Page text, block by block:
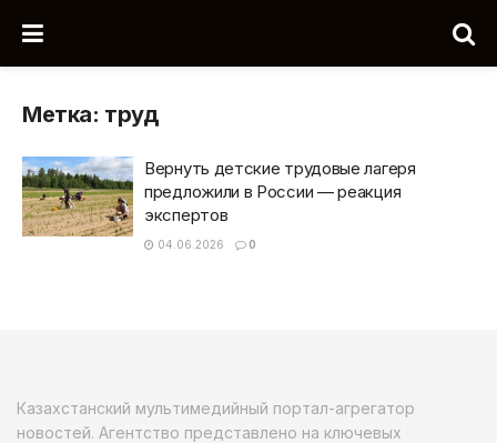
Метка: труд
Вернуть детские трудовые лагеря
предложили в России — реакция
экспертов
04.06.2026 0
Казахстанский мультимедийный портал-агрегатор
новостей. Агентство представлено на ключевых